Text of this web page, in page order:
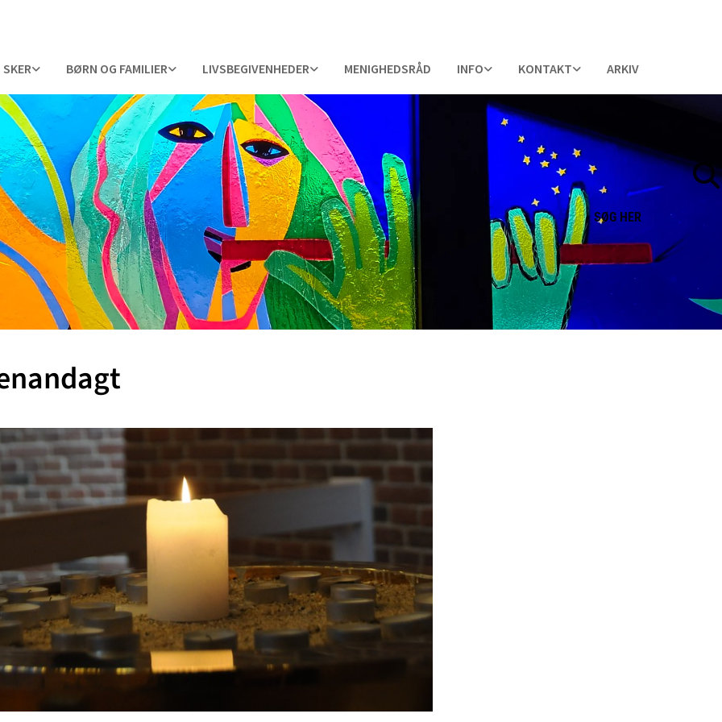
BØRN OG FAMILIER LIVSBEGIVENHEDER MENIGHEDSRÅD INFO KONTAKT ARKIV
SØG HER